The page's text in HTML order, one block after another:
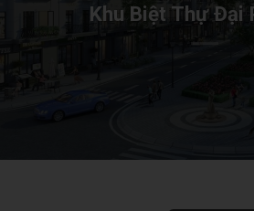
Khu Biệt Thự Đại